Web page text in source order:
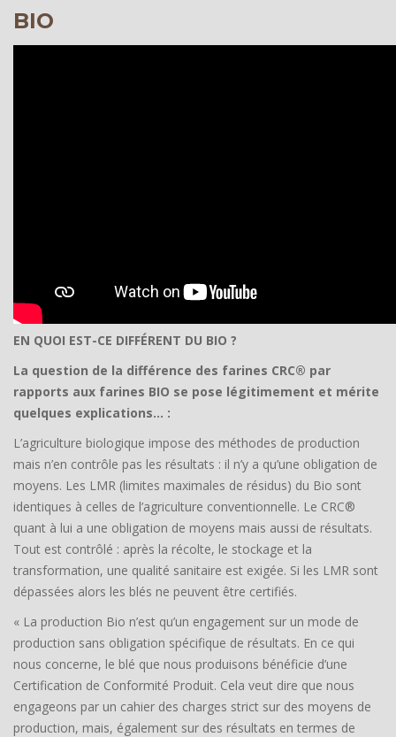
BIO
EN QUOI EST-CE DIFFÉRENT DU BIO ?
La question de la différence des farines CRC® par
rapports aux farines BIO se pose légitimement et mérite
quelques explications… :
L’agriculture biologique impose des méthodes de production
mais n’en contrôle pas les résultats : il n’y a qu’une obligation de
moyens. Les LMR (limites maximales de résidus) du Bio sont
identiques à celles de l’agriculture conventionnelle. Le CRC®
quant à lui a une obligation de moyens mais aussi de résultats.
Tout est contrôlé : après la récolte, le stockage et la
transformation, une qualité sanitaire est exigée. Si les LMR sont
dépassées alors les blés ne peuvent être certifiés.
« La production Bio n’est qu’un engagement sur un mode de
production sans obligation spécifique de résultats. En ce qui
nous concerne, le blé que nous produisons bénéficie d’une
Certification de Conformité Produit. Cela veut dire que nous
engageons par un cahier des charges strict sur des moyens de
production, mais, également sur des résultats en termes de